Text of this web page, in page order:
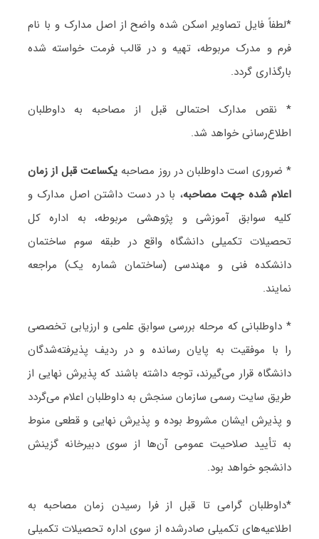
*لطفاً فایل تصاویر اسکن شده واضح از اصل مدارک و با نام
فرم و مدرک مربوطه، تهیه و در قالب فرمت خواسته شده
بارگذاری گردد.
* نقص مدارک احتمالی قبل از مصاحبه به داوطلبان
اطلاع‌رسانی خواهد شد.
* ضروری است داوطلبان در روز مصاحبه یکساعت قبل از زمان
اعلام شده جهت مصاحبه، با در دست داشتن اصل مدارک و
کلیه سوابق آموزشی و پژوهشی مربوطه، به اداره کل
تحصیلات تکمیلی دانشگاه واقع در طبقه سوم ساختمان
دانشکده فنی و مهندسی (ساختمان شماره یک) مراجعه
نمایند.
* داوطلبانی که مرحله بررسی سوابق علمی و ارزیابی تخصصی
را با موفقیت به پایان رسانده و در ردیف پذیرفته‌شدگان
دانشگاه قرار می‌گیرند، توجه داشته باشند که پذیرش نهایی از
طریق سایت رسمی سازمان سنجش به داوطلبان اعلام می‌گردد
و پذیرش ایشان مشروط بوده و پذیرش نهایی و قطعی منوط
به تأیید صلاحیت عمومی آن‌ها از سوی دبیرخانه گزینش
دانشجو خواهد بود.
*داوطلبان گرامی تا قبل از فرا رسیدن زمان مصاحبه به
اطلاعیه‌های تکمیلی صادرشده از سوی اداره تحصیلات تکمیلی